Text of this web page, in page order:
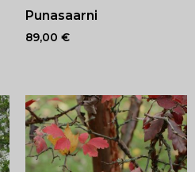
Punasaarni
89,00 €